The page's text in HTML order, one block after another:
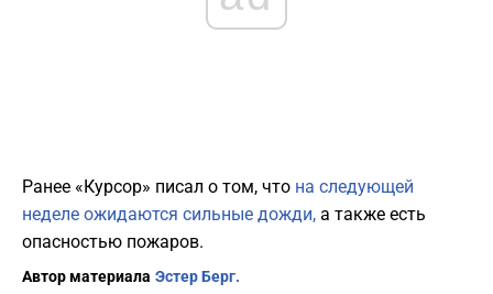
Ранее «Курсор» писал о том, что на следующей
неделе ожидаются сильные дожди, а также есть
опасностью пожаров.
Автор материала Эстер Берг.